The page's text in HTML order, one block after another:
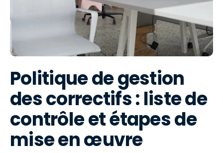
Politique de gestion
des correctifs : liste de
contrôle et étapes de
mise en œuvre